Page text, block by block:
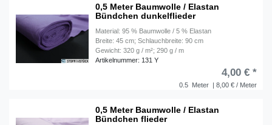
0,5 Meter Baumwolle / Elastan
Bündchen dunkelflieder
Material: 95 % Baumwolle / 5 % Elastan
Breite: 45 cm; Schlauchbreite: 90 cm
Gewicht: 320 g / m²; 290 g / m
Artikelnummer: 131 Y
0.5 Meter | 8,00 € / Meter
4,00 € *
0,5 Meter Baumwolle / Elastan
Bündchen flieder